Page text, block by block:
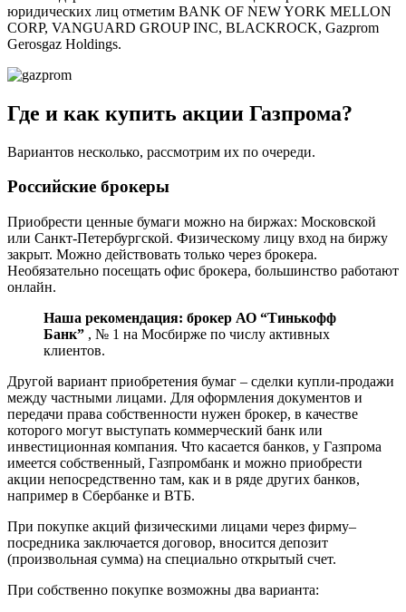
юридических лиц отметим BANK OF NEW YORK MELLON
CORP, VANGUARD GROUP INC, BLACKROCK, Gazprom
Gerosgaz Holdings.
Где и как купить акции Газпрома?
Вариантов несколько, рассмотрим их по очереди.
Российские брокеры
Приобрести ценные бумаги можно на биржах: Московской
или Санкт-Петербургской. Физическому лицу вход на биржу
закрыт. Можно действовать только через брокера.
Необязательно посещать офис брокера, большинство работают
онлайн.
Наша рекомендация: брокер АО “Тинькофф
Банк” , № 1 на Мосбирже по числу активных
клиентов.
Другой вариант приобретения бумаг – сделки купли-продажи
между частными лицами. Для оформления документов и
передачи права собственности нужен брокер, в качестве
которого могут выступать коммерческий банк или
инвестиционная компания. Что касается банков, у Газпрома
имеется собственный, Газпромбанк и можно приобрести
акции непосредственно там, как и в ряде других банков,
например в Сбербанке и ВТБ.
При покупке акций физическими лицами через фирму–
посредника заключается договор, вносится депозит
(произвольная сумма) на специально открытый счет.
При собственно покупке возможны два варианта: